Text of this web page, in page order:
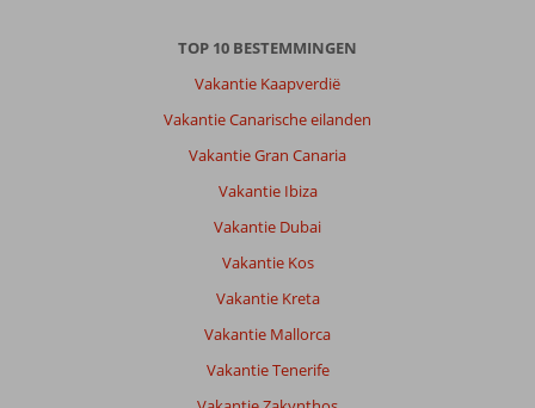
TOP 10 BESTEMMINGEN
Vakantie Kaapverdië
Vakantie Canarische eilanden
Vakantie Gran Canaria
Vakantie Ibiza
Vakantie Dubai
Vakantie Kos
Vakantie Kreta
Vakantie Mallorca
Vakantie Tenerife